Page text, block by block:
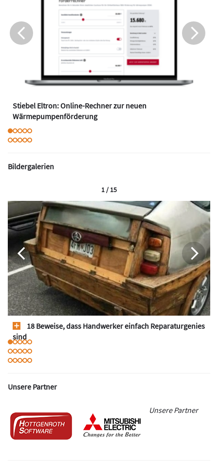
Stiebel Eltron: Online-Rechner zur neuen
Wärmepumpenförderung
Bildergalerien
18 Beweise, dass Handwerker einfach Reparaturgenies
sind
1 / 15
Unsere Partner
Unsere Partner